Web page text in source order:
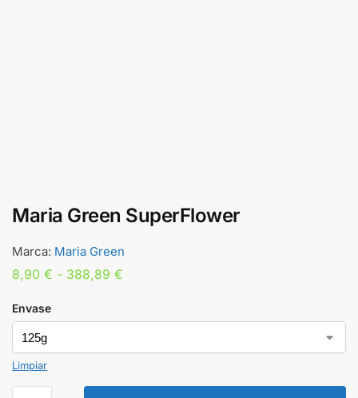
Maria Green SuperFlower
Marca: Maria Green
8,90 € - 388,89 €
Envase
Limpiar